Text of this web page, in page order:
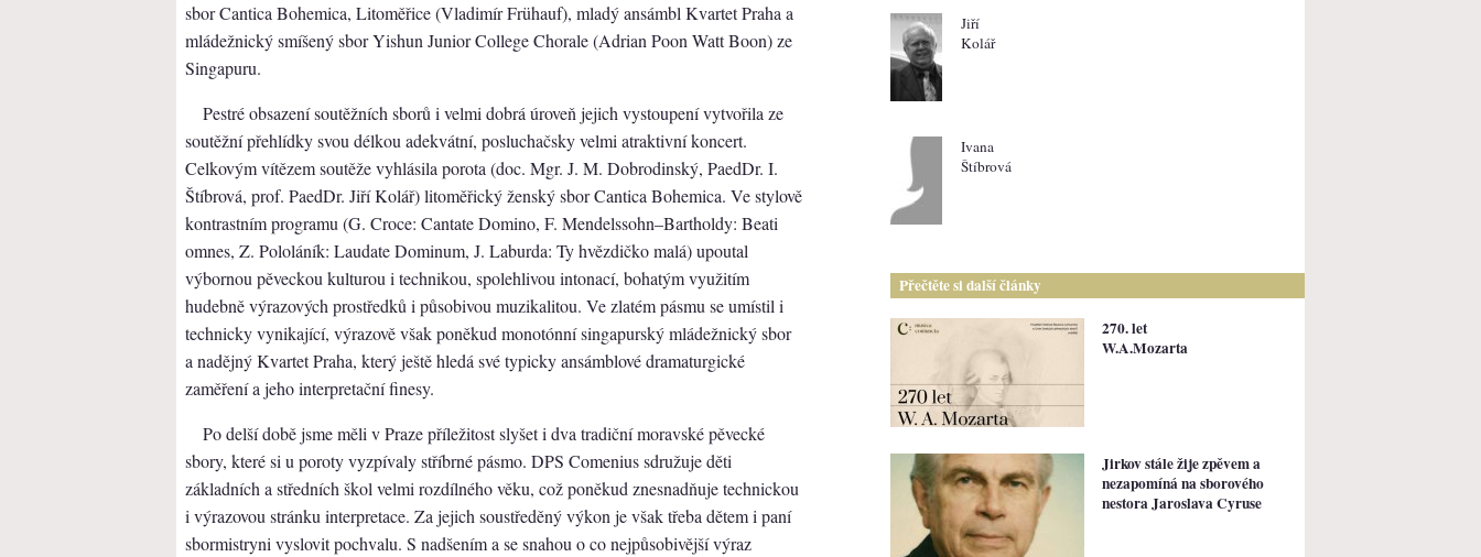
sbor Cantica Bohemica, Litoměřice (Vladimír Frühauf), mladý ansámbl Kvartet Praha a
mládežnický smíšený sbor Yishun Junior College Chorale (Adrian Poon Watt Boon) ze
Singapuru.
Pestré obsazení soutěžních sborů i velmi dobrá úroveň jejich vystoupení vytvořila ze
soutěžní přehlídky svou délkou adekvátní, posluchačsky velmi atraktivní koncert.
Celkovým vítězem soutěže vyhlásila porota (doc. Mgr. J. M. Dobrodinský, PaedDr. I.
Štíbrová, prof. PaedDr. Jiří Kolář) litoměřický ženský sbor Cantica Bohemica. Ve stylově
kontrastním programu (G. Croce: Cantate Domino, F. Mendelssohn–Bartholdy: Beati
omnes, Z. Pololáník: Laudate Dominum, J. Laburda: Ty hvězdičko malá) upoutal
výbornou pěveckou kulturou i technikou, spolehlivou intonací, bohatým využitím
hudebně výrazových prostředků i působivou muzikalitou. Ve zlatém pásmu se umístil i
technicky vynikající, výrazově však poněkud monotónní singapurský mládežnický sbor
a nadějný Kvartet Praha, který ještě hledá své typicky ansámblové dramaturgické
zaměření a jeho interpretační finesy.
Po delší době jsme měli v Praze příležitost slyšet i dva tradiční moravské pěvecké
sbory, které si u poroty vyzpívaly stříbrné pásmo. DPS Comenius sdružuje děti
základních a středních škol velmi rozdílného věku, což poněkud znesnadňuje technickou
i výrazovou stránku interpretace. Za jejich soustředěný výkon je však třeba dětem i paní
sbormistryni vyslovit pochvalu. S nadšením a se snahou o co nejpůsobivější výraz
Jiří
Kolář
Ivana
Štíbrová
Přečtěte si další články
270. let
W.A.Mozarta
Jirkov stále žije zpěvem a
nezapomíná na sborového
nestora Jaroslava Cyruse